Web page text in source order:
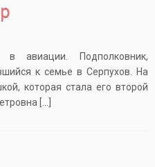
авиации. Подполковник,
к семье в Серпухов. На
которая стала его второй
[…]